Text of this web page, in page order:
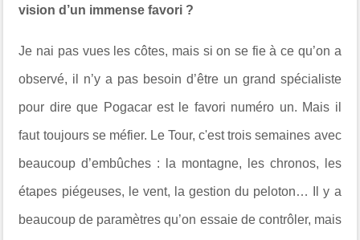
vision d’un immense favori ?
Je nai pas vues les côtes, mais si on se fie à ce qu’on a
observé, il n’y a pas besoin d’être un grand spécialiste
pour dire que Pogacar est le favori numéro un. Mais il
faut toujours se méfier. Le Tour, c'est trois semaines avec
beaucoup d’embûches : la montagne, les chronos, les
étapes piégeuses, le vent, la gestion du peloton… Il y a
beaucoup de paramètres qu’on essaie de contrôler, mais